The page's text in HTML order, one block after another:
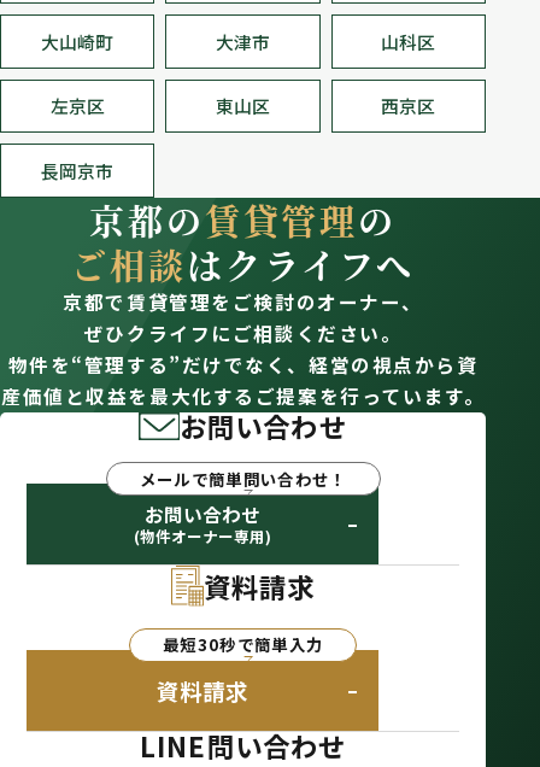
大山崎町 大津市 山科区
左京区 東山区 西京区
長岡京市
京都の賃貸管理の
ご相談はクライフへ
京都で賃貸管理をご検討のオーナー、
ぜひクライフにご相談ください。
物件を“管理する”だけでなく、経営の視点から資
産価値と収益を最大化するご提案を行っています。
お問い合わせ
メールで簡単問い合わせ！
お問い合わせ
(物件オーナー専用)
資料請求
最短30秒で簡単入力
資料請求
LINE問い合わせ